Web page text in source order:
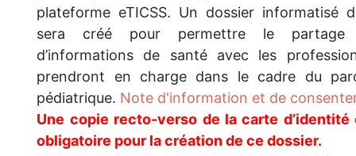
plateforme eTICSS. Un dossier informatisé
sera créé pour permettre le partage
d’informations de santé avec les
prendront en charge dans le cadre du
pédiatrique. Note d'information et de
Une copie recto-verso de la carte d’identité
obligatoire pour la création de ce dossier.